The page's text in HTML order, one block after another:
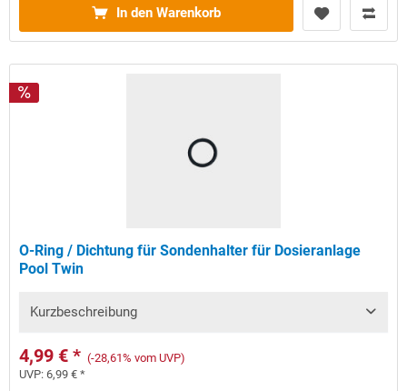
In den Warenkorb
O-Ring / Dichtung für Sondenhalter für Dosieranlage
Pool Twin
Kurzbeschreibung
4,99 € * (-28,61% vom UVP)
UVP:6,99 € *